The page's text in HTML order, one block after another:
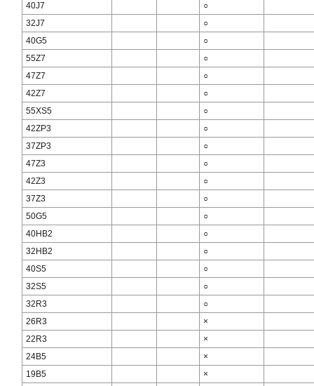
40J7
○
32J7
○
40G5
○
55Z7
○
47Z7
○
42Z7
○
55XS5
○
42ZP3
○
37ZP3
○
47Z3
○
42Z3
○
37Z3
○
50G5
○
40HB2
○
32HB2
○
40S5
○
32S5
○
32R3
○
26R3
×
22R3
×
24B5
×
19B5
×